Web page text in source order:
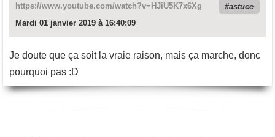
https://www.youtube.com/watch?v=HJiU5K7x6Xg
astuce
Mardi 01 janvier 2019 à 16:40:09
Je doute que ça soit la vraie raison, mais ça marche, donc
pourquoi pas :D